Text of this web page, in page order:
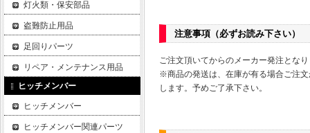
注意事項（必ずお読み下さい）
ご注文頂いてからのメーカー発注とな
※商品の発送は、在庫が有る場合ご注
します。予めご了承下さい。
灯火類・保安部品
盗難防止用品
足回りパーツ
リペア・メンテナンス用品
ヒッチメンバー
ヒッチメンバー
ヒッチメンバー関連パーツ